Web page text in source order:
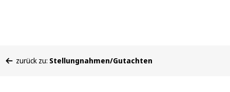
befinden
zurück zu: Stellungnahmen/Gutachten